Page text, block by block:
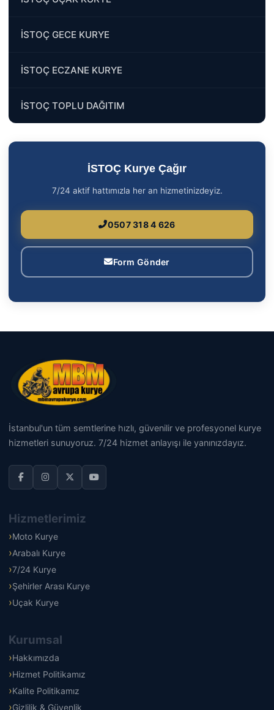
İSTOÇ GECE KURYE
İSTOÇ ECZANE KURYE
İSTOÇ TOPLU DAĞITIM
İSTOÇ Kurye Çağır
7/24 aktif hattımızla her an hizmetinizdeyiz.
0507 318 4 626
Form Gönder
İstanbul'un tüm semtlerine hızlı, güvenilir ve profesyonel kurye
hizmetleri sunuyoruz. 7/24 hizmet anlayışı ile yanınızdayız.
Hizmetlerimiz
Moto Kurye
Arabalı Kurye
7/24 Kurye
Şehirler Arası Kurye
Uçak Kurye
Kurumsal
Hakkımızda
Hizmet Politikamız
Kalite Politikamız
Gizlilik & Güvenlik